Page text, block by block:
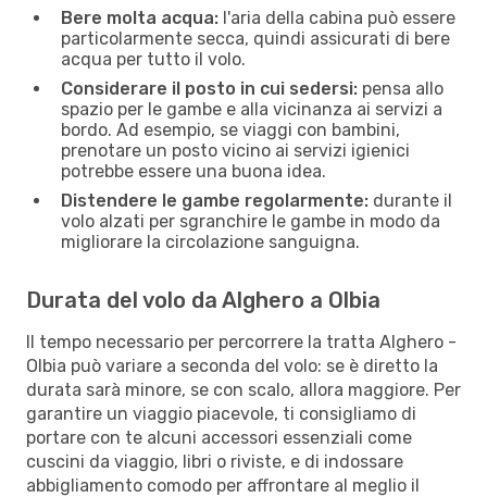
Bere molta acqua: l'aria della cabina può essere
particolarmente secca, quindi assicurati di bere
acqua per tutto il volo.
Considerare il posto in cui sedersi: pensa allo
spazio per le gambe e alla vicinanza ai servizi a
bordo. Ad esempio, se viaggi con bambini,
prenotare un posto vicino ai servizi igienici
potrebbe essere una buona idea.
Distendere le gambe regolarmente: durante il
volo alzati per sgranchire le gambe in modo da
migliorare la circolazione sanguigna.
Durata del volo da Alghero a Olbia
Il tempo necessario per percorrere la tratta Alghero -
Olbia può variare a seconda del volo: se è diretto la
durata sarà minore, se con scalo, allora maggiore. Per
garantire un viaggio piacevole, ti consigliamo di
portare con te alcuni accessori essenziali come
cuscini da viaggio, libri o riviste, e di indossare
abbigliamento comodo per affrontare al meglio il